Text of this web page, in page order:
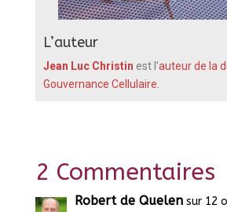
L’auteur
Jean Luc Christin est l’auteur de la
Gouvernance Cellulaire.
2 Commentaires
Robert de Quelen sur 12